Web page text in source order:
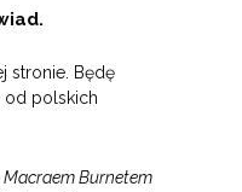
stronie. Będę
od polskich
Burnetem